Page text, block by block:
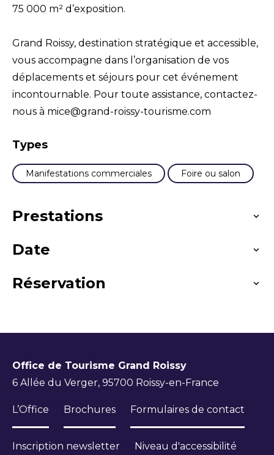
75 000 m² d’exposition.
Grand Roissy, destination stratégique et accessible,
vous accompagne dans l’organisation de vos
déplacements et séjours pour cet événement
incontournable. Pour toute assistance, contactez-
nous à mice@grand-roissy-tourisme.com
Types
Manifestations commerciales Foire ou salon
Prestations
Langues parlées
Anglais Français
Date
Du vendredi 25 au lundi 28 septembre 2026.
Réservation
SILMO - Directe
SILMO
Office de Tourisme Grand Roissy
6 Allée du Verger, 95700 Roissy-en-France
L’Office Brochures Formulaires de contact
Inscription newsletter Niveau d'accessibilité